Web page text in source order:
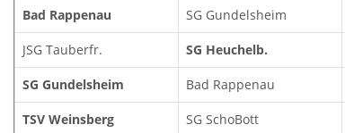
Bad Rappenau SG Gundelsheim
JSG Tauberfr. SG Heuchelb.
SG Gundelsheim Bad Rappenau
TSV Weinsberg SG SchoBott